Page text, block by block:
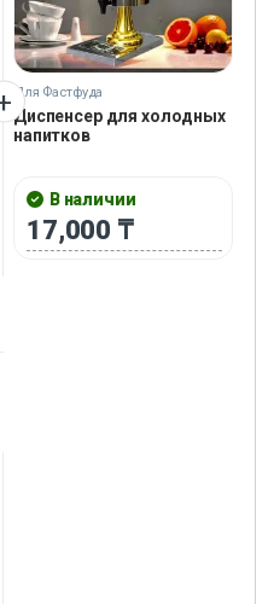
Для Фастфуда
Диспенсер для холодных
напитков
В наличии
17,000 ₸